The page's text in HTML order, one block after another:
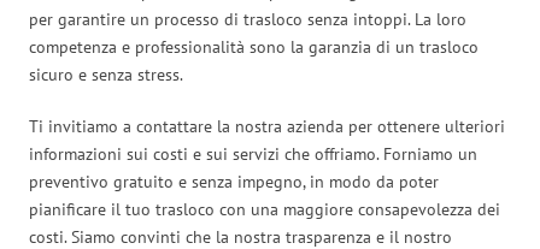
per garantire un processo di trasloco senza intoppi. La loro
competenza e professionalità sono la garanzia di un trasloco
sicuro e senza stress.
Ti invitiamo a contattare la nostra azienda per ottenere ulteriori
informazioni sui costi e sui servizi che offriamo. Forniamo un
preventivo gratuito e senza impegno, in modo da poter
pianificare il tuo trasloco con una maggiore consapevolezza dei
costi. Siamo convinti che la nostra trasparenza e il nostro